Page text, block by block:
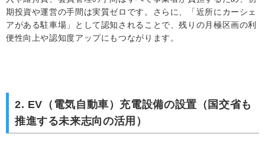
期投資や運営の手間は実質ゼロです。さらに、「近所にカーシェ
アがある駐車場」として認知されることで、残りの月極区画の利
便性向上や認知度アップにもつながります。
2. EV（電気自動車）充電設備の設置（国交省も
推進する未来志向の活用）